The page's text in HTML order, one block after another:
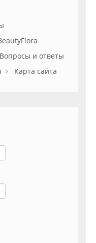
Вопросы и ответы
Карта сайта